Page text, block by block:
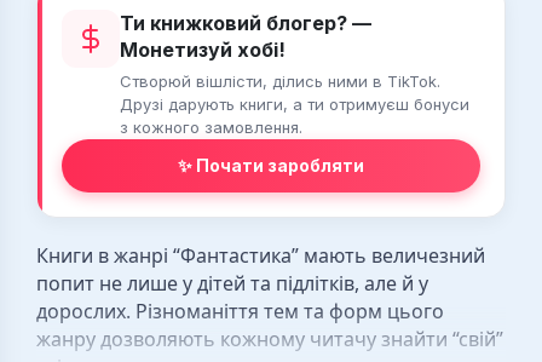
Ти книжковий блогер? —
Монетизуй хобі!
Створюй вішлісти, ділись ними в TikTok.
Друзі дарують книги, а ти отримуєш бонуси
з кожного замовлення.
✨ Почати заробляти
Книги в жанрі “Фантастика” мають величезний
попит не лише у дітей та підлітків, але й у
дорослих. Різноманіття тем та форм цього
жанру дозволяють кожному читачу знайти “свій”